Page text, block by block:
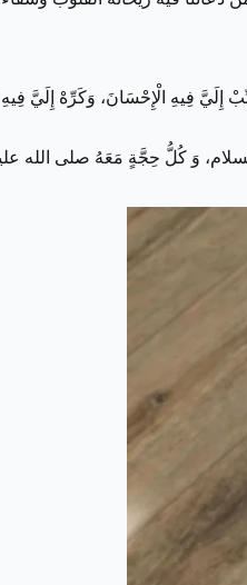
فِيهِ الْإِحْسَانَ، وَكَرِّهْ إِلَيَّ
وَ كُلُّ حِجَّةٍ مَعَهُ صلى